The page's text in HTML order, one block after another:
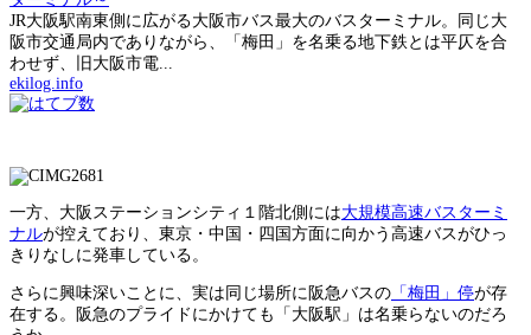
JR大阪駅南東側に広がる大阪市バス最大のバスターミナル。同じ大
阪市交通局内でありながら、「梅田」を名乗る地下鉄とは平仄を合
わせず、旧大阪市電...
ekilog.info
一方、大阪ステーションシティ１階北側には大規模高速バスターミ
ナルが控えており、東京・中国・四国方面に向かう高速バスがひっ
きりなしに発車している。
さらに興味深いことに、実は同じ場所に阪急バスの 「梅田」停が存
在する。阪急のプライドにかけても「大阪駅」は名乗らないのだろ